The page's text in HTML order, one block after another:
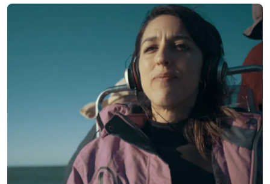
Imagem